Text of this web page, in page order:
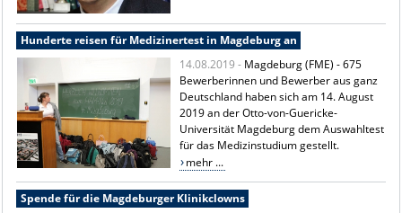
Hunderte reisen für Medizinertest in Magdeburg an
14.08.2019 - Magdeburg (FME) - 675
Bewerberinnen und Bewerber aus ganz
Deutschland haben sich am 14. August
2019 an der Otto-von-Guericke-
Universität Magdeburg dem Auswahltest
für das Medizinstudium gestellt.
mehr ...
Spende für die Magdeburger Klinikclowns